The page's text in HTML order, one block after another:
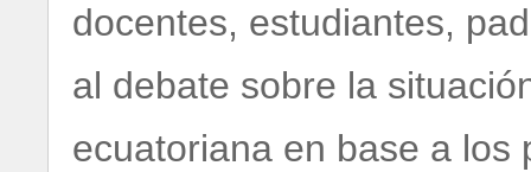
docentes, estudiantes,
al debate sobre la
ecuatoriana en base a los